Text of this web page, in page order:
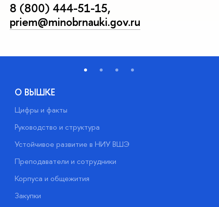
8 (800) 444-51-15,
priem@minobrnauki.gov.ru
О ВЫШКЕ
Цифры и факты
Руководство и структура
Устойчивое развитие в НИУ ВШЭ
Преподаватели и сотрудники
Корпуса и общежития
Закупки